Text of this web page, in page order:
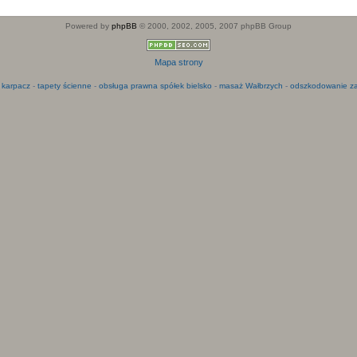
Powered by phpBB © 2000, 2002, 2005, 2007 phpBB Group
Mapa strony
- tapety ścienne - obsługa prawna spółek bielsko - masaż Wałbrzych - odszkodowanie